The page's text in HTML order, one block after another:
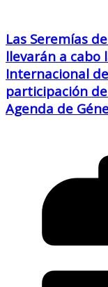
Las Seremías de
llevarán a cabo
Internacional
participación
Agenda de